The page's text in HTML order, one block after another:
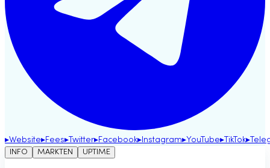
▸Website▸Fees▸ Twitter▸Facebook▸ Instagram▸YouTube▸ TikTok▸
INFO
MARKTEN UPTIME